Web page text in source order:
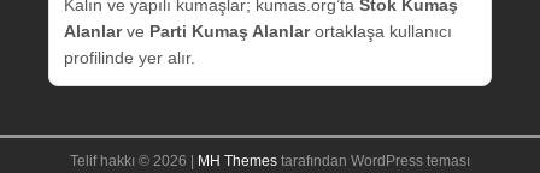
Kalın ve yapılı kumaşlar; kumas.org’ta Stok Kumaş
Alanlarve Parti Kumaş Alanlarortaklaşa kullanıcı
profilinde yer alır.
Telif hakkı © 2026 | MH Themes tarafından WordPress teması